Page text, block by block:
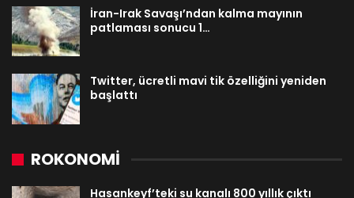
İran-Irak Savaşı’ndan kalma mayının
patlaması sonucu 1…
Twitter, ücretli mavi tik özelliğini yeniden
başlattı
ROKONOMİ
Hasankeyf’teki su kanalı 800 yıllık çıktı